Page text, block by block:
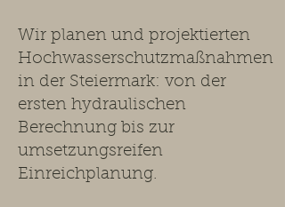
Wir planen und projektierten
Hochwasserschutzmaßnahmen
in der Steiermark: von der
ersten hydraulischen
Berechnung bis zur
umsetzungsreifen
Einreichplanung.​